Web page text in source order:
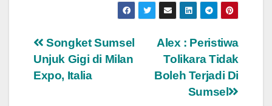
Navigasi
pos
Alex : Peristiwa
Tolikara Tidak
Boleh Terjadi Di
Sumsel
Songket Sumsel
Unjuk Gigi di Milan
Expo, Italia